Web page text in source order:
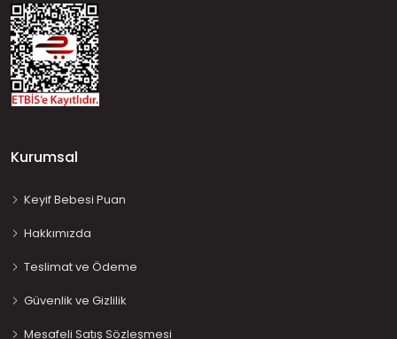
Kurumsal
Keyif Bebesi Puan
Hakkımızda
Teslimat ve Ödeme
Güvenlik ve Gizlilik
Mesafeli Satış Sözleşmesi